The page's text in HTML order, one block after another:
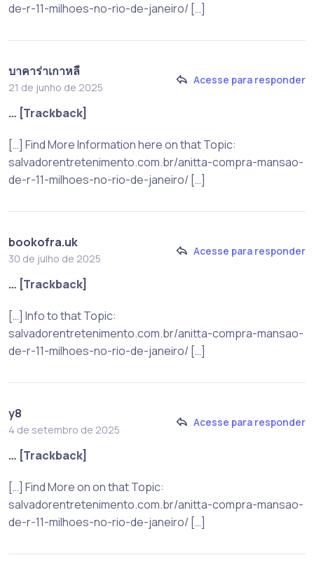
de-r-11-milhoes-no-rio-de-janeiro/ […]
บาคาร่าเกาหลี
21 de junho de 2025
Acesse para responder
… [Trackback]
[…] Find More Information here on that Topic:
salvadorentretenimento.com.br/anitta-compra-mansao-
de-r-11-milhoes-no-rio-de-janeiro/ […]
bookofra.uk
30 de julho de 2025
Acesse para responder
… [Trackback]
[…] Info to that Topic:
salvadorentretenimento.com.br/anitta-compra-mansao-
de-r-11-milhoes-no-rio-de-janeiro/ […]
y8
4 de setembro de 2025
Acesse para responder
… [Trackback]
[…] Find More on on that Topic:
salvadorentretenimento.com.br/anitta-compra-mansao-
de-r-11-milhoes-no-rio-de-janeiro/ […]